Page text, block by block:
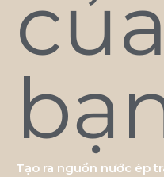
của
Tạo ra nguồn nước ép